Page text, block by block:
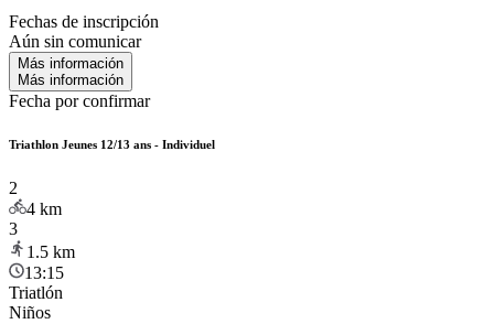
Fechas de inscripción
Aún sin comunicar
Más información
Más información
Fecha por confirmar
Triathlon Jeunes 12/13 ans - Individuel
2
4 km
3
1.5 km
13:15
Triatlón
Niños